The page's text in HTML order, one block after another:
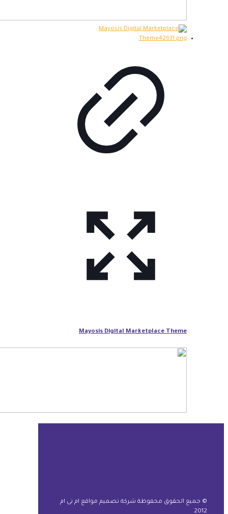
Mayosis Digital Marketplace Theme
© جميع الحقوق محفوظة شركة تصميم مواقع ام تى ام
2012